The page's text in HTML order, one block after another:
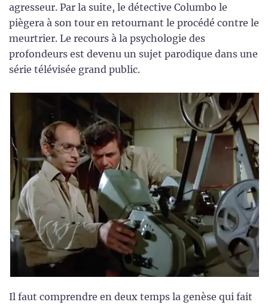
agresseur. Par la suite, le détective Columbo le
piègera à son tour en retournant le procédé contre le
meurtrier. Le recours à la psychologie des
profondeurs est devenu un sujet parodique dans une
série télévisée grand public.
Il faut comprendre en deux temps la genèse qui fait